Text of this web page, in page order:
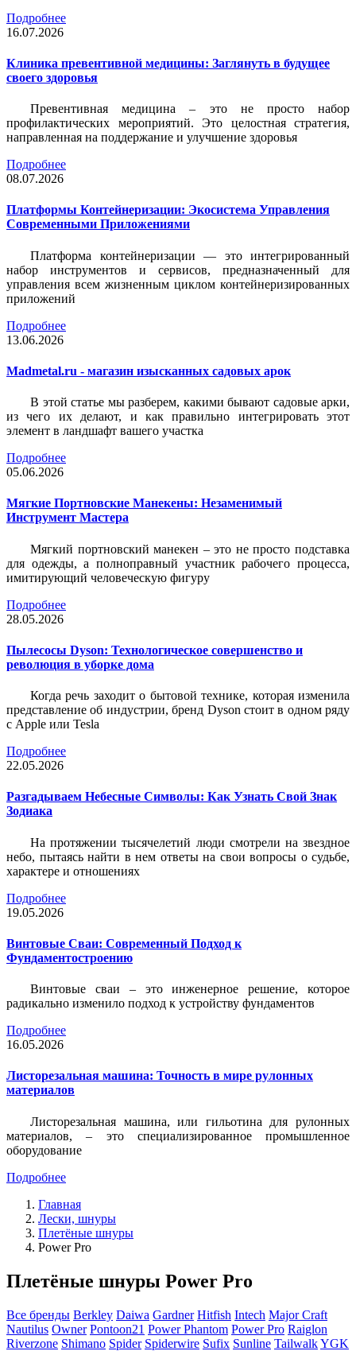
Подробнее
16.07.2026
Клиника превентивной медицины: Заглянуть в будущее
своего здоровья
Превентивная медицина – это не просто набор
профилактических мероприятий. Это целостная стратегия,
направленная на поддержание и улучшение здоровья
Подробнее
08.07.2026
Платформы Контейнеризации: Экосистема Управления
Современными Приложениями
Платформа контейнеризации — это интегрированный
набор инструментов и сервисов, предназначенный для
управления всем жизненным циклом контейнеризированных
приложений
Подробнее
13.06.2026
Madmetal.ru - магазин изысканных садовых арок
В этой статье мы разберем, какими бывают садовые арки,
из чего их делают, и как правильно интегрировать этот
элемент в ландшафт вашего участка
Подробнее
05.06.2026
Мягкие Портновские Манекены: Незаменимый
Инструмент Мастера
Мягкий портновский манекен – это не просто подставка
для одежды, а полноправный участник рабочего процесса,
имитирующий человеческую фигуру
Подробнее
28.05.2026
Пылесосы Dyson: Технологическое совершенство и
революция в уборке дома
Когда речь заходит о бытовой технике, которая изменила
представление об индустрии, бренд Dyson стоит в одном ряду
с Apple или Tesla
Подробнее
22.05.2026
Разгадываем Небесные Символы: Как Узнать Свой Знак
Зодиака
На протяжении тысячелетий люди смотрели на звездное
небо, пытаясь найти в нем ответы на свои вопросы о судьбе,
характере и отношениях
Подробнее
19.05.2026
Винтовые Сваи: Современный Подход к
Фундаментостроению
Винтовые сваи – это инженерное решение, которое
радикально изменило подход к устройству фундаментов
Подробнее
16.05.2026
Листорезальная машина: Точность в мире рулонных
материалов
Листорезальная машина, или гильотина для рулонных
материалов, – это специализированное промышленное
оборудование
Подробнее
Главная
Лески, шнуры
Плетёные шнуры
Power Pro
Плетёные шнуры Power Pro
Все бренды Berkley Daiwa Gardner Hitfish Intech Major Craft
Nautilus Owner Pontoon21 Power Phantom Power Pro Raiglon
Riverzone Shimano Spider Spiderwire Sufix Sunline TailwalkYGK